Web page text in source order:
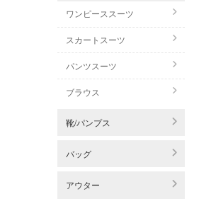
ワンピーススーツ
スカートスーツ
パンツスーツ
ブラウス
靴/パンプス
バッグ
アウター